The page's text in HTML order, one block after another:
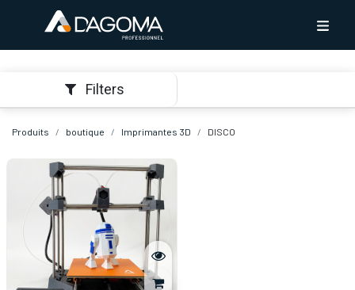
Filters
Produits boutique Imprimantes 3D DISCO